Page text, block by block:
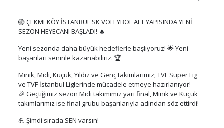
🏐 ÇEKMEKÖY İSTANBUL SK VOLEYBOL ALT YAPISINDA YENİ
SEZON HEYECANI BAŞLADI! 🔥
Yeni sezonda daha büyük hedeflerle başlıyoruz! 🌟 Yeni
başarıları seninle kazanabiliriz. 🏆
Minik, Midi, Küçük, Yıldız ve Genç takımlarımız; TVF Süper Lig
ve TVF İstanbul Liglerinde mücadele etmeye hazırlanıyor!
🎉 Geçtiğimiz sezon Midi takımımız yarı final, Minik ve Küçük
takımlarımız ise final grubu başarılarıyla adından söz ettirdi!
💪 Şimdi sırada SEN varsın!